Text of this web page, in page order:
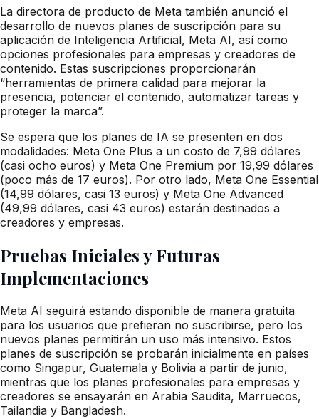
La directora de producto de Meta también anunció el
desarrollo de nuevos planes de suscripción para su
aplicación de Inteligencia Artificial, Meta AI, así como
opciones profesionales para empresas y creadores de
contenido. Estas suscripciones proporcionarán
“herramientas de primera calidad para mejorar la
presencia, potenciar el contenido, automatizar tareas y
proteger la marca”.
Se espera que los planes de IA se presenten en dos
modalidades: Meta One Plus a un costo de 7,99 dólares
(casi ocho euros) y Meta One Premium por 19,99 dólares
(poco más de 17 euros). Por otro lado, Meta One Essential
(14,99 dólares, casi 13 euros) y Meta One Advanced
(49,99 dólares, casi 43 euros) estarán destinados a
creadores y empresas.
Pruebas Iniciales y Futuras
Implementaciones
Meta AI seguirá estando disponible de manera gratuita
para los usuarios que prefieran no suscribirse, pero los
nuevos planes permitirán un uso más intensivo. Estos
planes de suscripción se probarán inicialmente en países
como Singapur, Guatemala y Bolivia a partir de junio,
mientras que los planes profesionales para empresas y
creadores se ensayarán en Arabia Saudita, Marruecos,
Tailandia y Bangladesh.